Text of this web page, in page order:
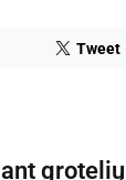
Tweet